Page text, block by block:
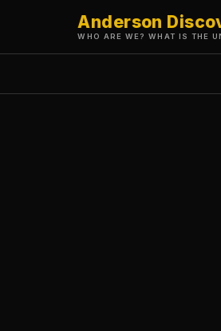
Anderson
WHO ARE WE? WHAT IS THE